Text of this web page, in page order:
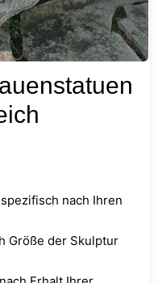
nach Ihren
Größe der Skulptur